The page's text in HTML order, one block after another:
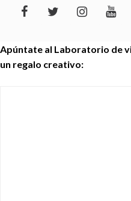
Apúntate al Laboratorio de
un regalo creativo: